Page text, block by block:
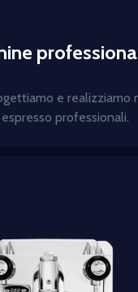
e realizziamo
professionali.